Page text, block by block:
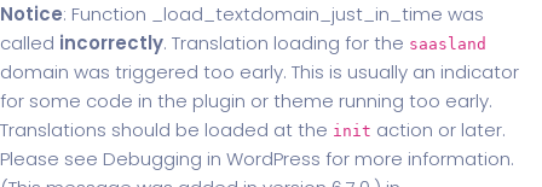
Notice: Function _load_textdomain_just_in_time was
called incorrectly. Translation loading for the saasland
domain was triggered too early. This is usually an indicator
for some code in the plugin or theme running too early.
Translations should be loaded at the init action or later.
Please see Debugging in WordPress for more information.